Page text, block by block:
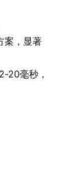
案，显著
20毫秒，